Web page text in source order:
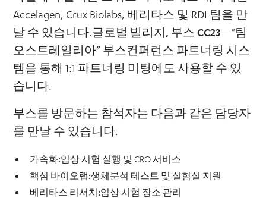
Accelagen, Crux Biolabs, 베리타스 및 RDI 팀을 만
날 수 있습니다.글로벌 빌리지, 부스 CC23—"팀
오스트레일리아” 부스컨퍼런스 파트너링 시스
템을 통해 1:1 파트너링 미팅에도 사용할 수 있
습니다.
부스를 방문하는 참석자는 다음과 같은 담당자
를 만날 수 있습니다.
가속화:임상 시험 실행 및 CRO 서비스
핵심 바이오랩:생체분석 테스트 및 실험실 지원
베리타스 리서치:임상 시험 장소 관리